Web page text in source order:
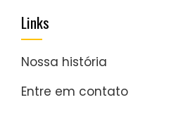
Links
Nossa história
Entre em contato